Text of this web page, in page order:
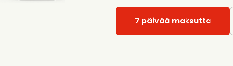
7 päivää maksutta